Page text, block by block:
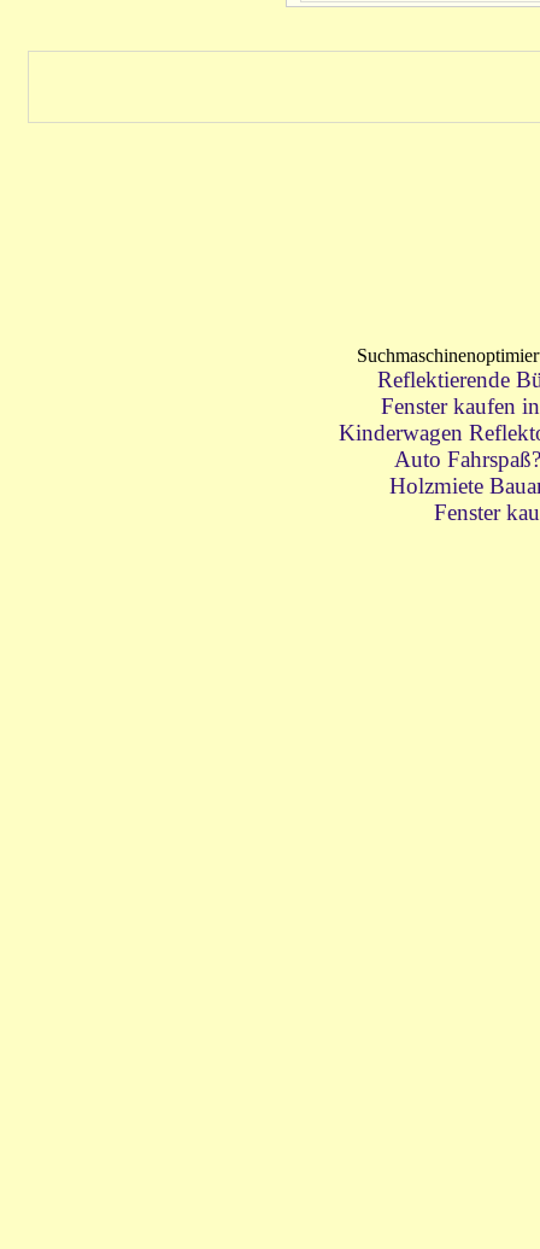
Reflektierende
Fenster kaufen
Kinderwagen
Auto
Holzmiete
Fenster